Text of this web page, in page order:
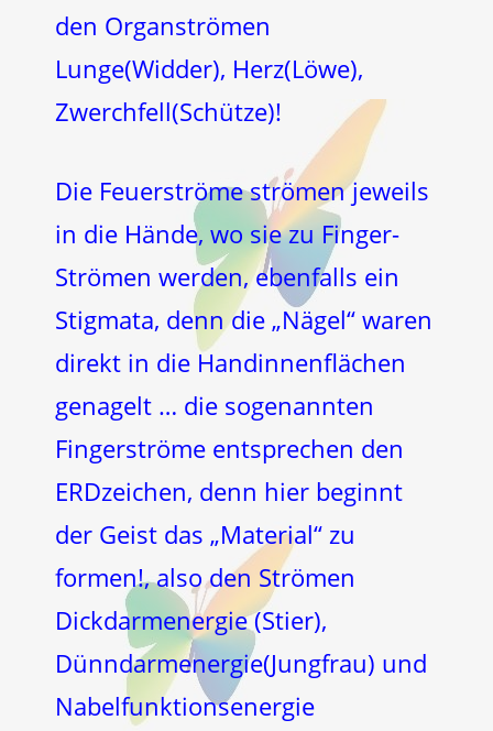
den Organströmen
Lunge(Widder), Herz(Löwe),
Zwerchfell(Schütze)!
Die Feuerströme strömen jeweils
in die Hände, wo sie zu Finger-
Strömen werden, ebenfalls ein
Stigmata, denn die „Nägel“ waren
direkt in die Handinnenflächen
genagelt … die sogenannten
Fingerströme entsprechen den
ERDzeichen, denn hier beginnt
der Geist das „Material“ zu
formen!, also den Strömen
Dickdarmenergie (Stier),
Dünndarmenergie(Jungfrau) und
Nabelfunktionsenergie